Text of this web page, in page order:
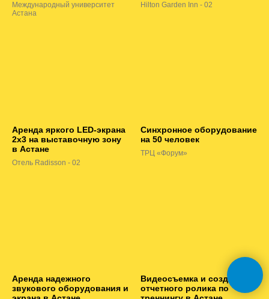
Международный университет
Астана
Hilton Garden Inn - 02
Аренда яркого LED-экрана
2х3 на выставочную зону
в Астане
Отель Radisson - 02
Синхронное оборудование
на 50 человек
ТРЦ «Форум»
Аренда надежного
звукового оборудования и
Видеосъемка и создание
отчетного ролика по